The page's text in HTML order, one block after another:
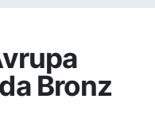
Bronz